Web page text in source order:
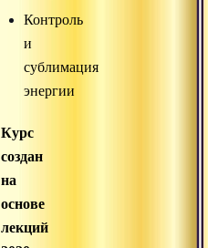
Контроль
и
сублимация
энергии
Курс
создан
на
основе
лекций